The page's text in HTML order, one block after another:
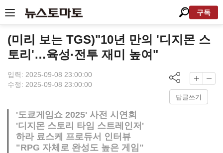
구독
(미리 보는 TGS)"10년 만의 '디지몬 스
토리'…육성·전투 재미 높여"
입력: 2025-09-08 23:00:00
수정: 2025-09-08 23:00:00
답글쓰기
'도쿄게임쇼 2025' 사전 시연회
'디지몬 스토리 타임 스트레인저'
하라 료스케 프로듀서 인터뷰
"RPG 자체로 완성도 높은 게임"